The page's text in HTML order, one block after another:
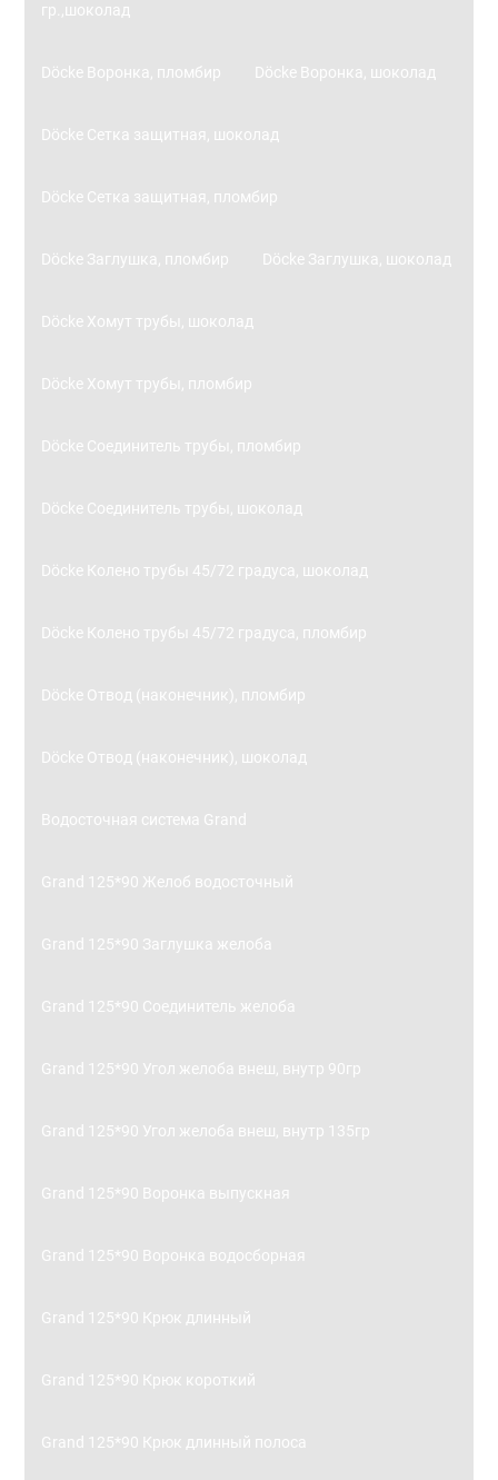
гр.,шоколад
Döcke Воронка, пломбир Döcke Воронка, шоколад
Döcke Сетка защитная, шоколад
Döcke Сетка защитная, пломбир
Döcke Заглушка, пломбир Döcke Заглушка, шоколад
Döcke Хомут трубы, шоколад
Döcke Хомут трубы, пломбир
Döcke Соединитель трубы, пломбир
Döcke Соединитель трубы, шоколад
Döcke Колено трубы 45/72 градуса, шоколад
Döcke Колено трубы 45/72 градуса, пломбир
Döcke Отвод (наконечник), пломбир
Döcke Отвод (наконечник), шоколад
Водосточная система Grand
Grand 125*90 Желоб водосточный
Grand 125*90 Заглушка желоба
Grand 125*90 Соединитель желоба
Grand 125*90 Угол желоба внеш, внутр 90гр
Grand 125*90 Угол желоба внеш, внутр 135гр
Grand 125*90 Воронка выпускная
Grand 125*90 Воронка водосборная
Grand 125*90 Крюк длинный
Grand 125*90 Крюк короткий
Grand 125*90 Крюк длинный полоса